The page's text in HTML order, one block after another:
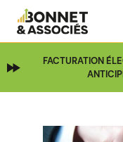
FACTURATION